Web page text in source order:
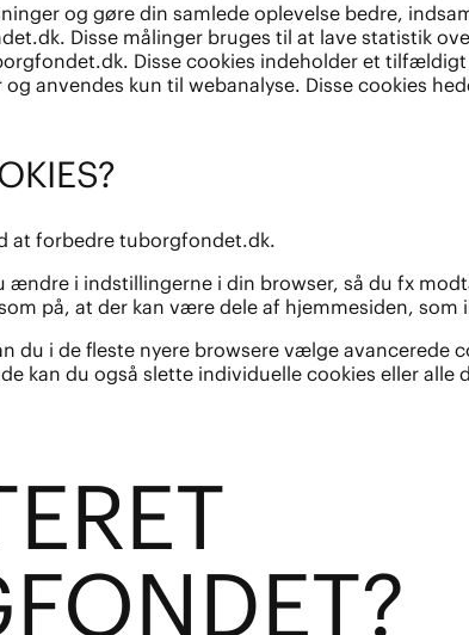
og gøre din samlede oplevelse bedre,
Disse målinger bruges til at lave statistik
Disse cookies indeholder et
anvendes kun til webanalyse. Disse cookies
at forbedre tuborgfondet.dk.
ændre i indstillingerne i din browser, så du fx
på, at der kan være dele af hjemmesiden,
du i de fleste nyere browsere vælge
kan du også slette individuelle cookies eller alle
RET
ET?